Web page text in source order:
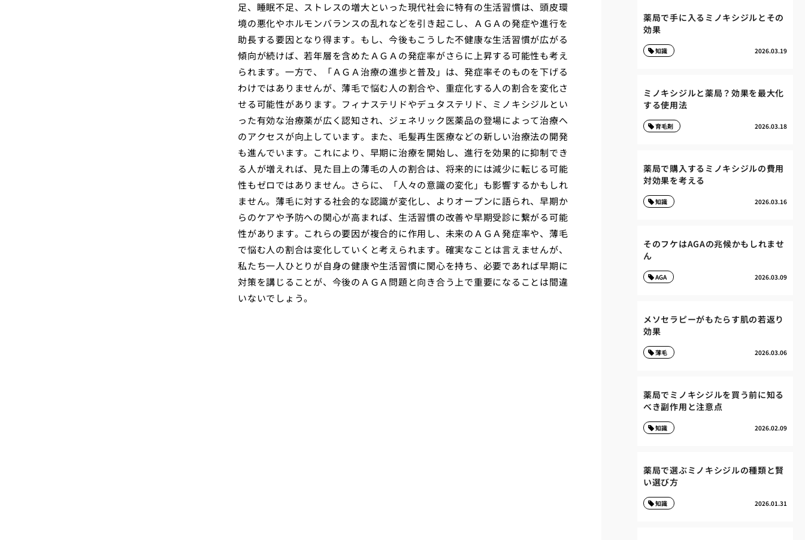
足、睡眠不足、ストレスの増大といった現代社会に特有の生活習慣は、頭皮環
境の悪化やホルモンバランスの乱れなどを引き起こし、ＡＧＡの発症や進行を
助長する要因となり得ます。もし、今後もこうした不健康な生活習慣が広がる
傾向が続けば、若年層を含めたＡＧＡの発症率がさらに上昇する可能性も考え
られます。一方で、「ＡＧＡ治療の進歩と普及」は、発症率そのものを下げる
わけではありませんが、薄毛で悩む人の割合や、重症化する人の割合を変化さ
せる可能性があります。フィナステリドやデュタステリド、ミノキシジルとい
った有効な治療薬が広く認知され、ジェネリック医薬品の登場によって治療へ
のアクセスが向上しています。また、毛髪再生医療などの新しい治療法の開発
も進んでいます。これにより、早期に治療を開始し、進行を効果的に抑制でき
る人が増えれば、見た目上の薄毛の人の割合は、将来的には減少に転じる可能
性もゼロではありません。さらに、「人々の意識の変化」も影響するかもしれ
ません。薄毛に対する社会的な認識が変化し、よりオープンに語られ、早期か
らのケアや予防への関心が高まれば、生活習慣の改善や早期受診に繋がる可能
性があります。これらの要因が複合的に作用し、未来のＡＧＡ発症率や、薄毛
で悩む人の割合は変化していくと考えられます。確実なことは言えませんが、
私たち一人ひとりが自身の健康や生活習慣に関心を持ち、必要であれば早期に
対策を講じることが、今後のＡＧＡ問題と向き合う上で重要になることは間違
いないでしょう。
薬局で手に入るミノキシジルとその
効果
2026.03.19
知識
ミノキシジルと薬局？効果を最大化
する使用法
2026.03.18
育毛剤
薬局で購入するミノキシジルの費用
対効果を考える
2026.03.16
知識
そのフケはAGAの兆候かもしれませ
ん
2026.03.09
AGA
メソセラピーがもたらす肌の若返り
効果
2026.03.06
薄毛
薬局でミノキシジルを買う前に知る
べき副作用と注意点
2026.02.09
知識
薬局で選ぶミノキシジルの種類と賢
い選び方
2026.01.31
知識